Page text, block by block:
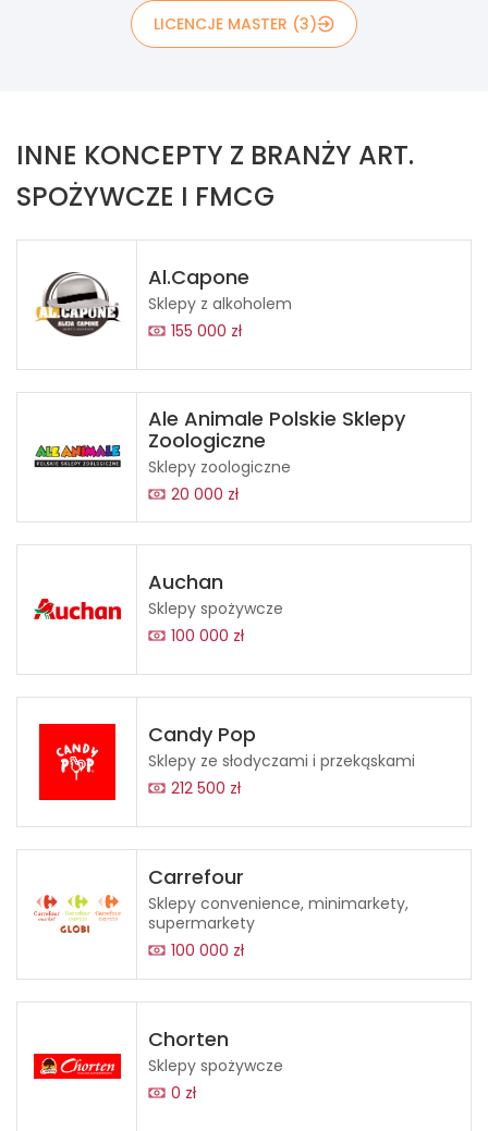
LICENCJE MASTER (3)
INNE KONCEPTY Z BRANŻY ART.
SPOŻYWCZE I FMCG
Al.Capone
Sklepy z alkoholem
155 000 zł
Ale Animale Polskie Sklepy
Zoologiczne
Sklepy zoologiczne
20 000 zł
Auchan
Sklepy spożywcze
100 000 zł
Candy Pop
Sklepy ze słodyczami i przekąskami
212 500 zł
Carrefour
Sklepy convenience, minimarkety,
supermarkety
100 000 zł
Chorten
Sklepy spożywcze
0 zł